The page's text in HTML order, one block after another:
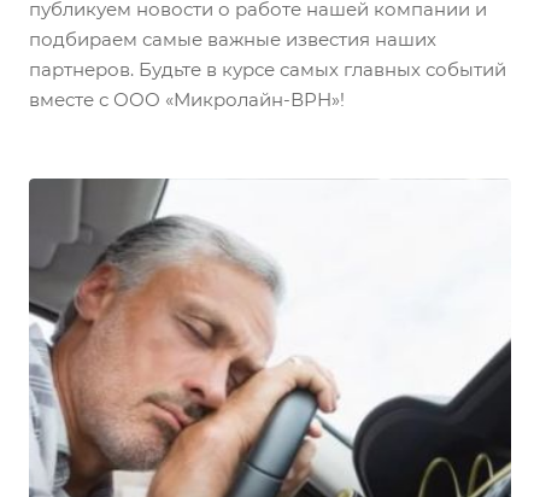
публикуем новости о работе нашей компании и
подбираем самые важные известия наших
партнеров. Будьте в курсе самых главных событий
вместе с ООО «Микролайн-ВРН»!